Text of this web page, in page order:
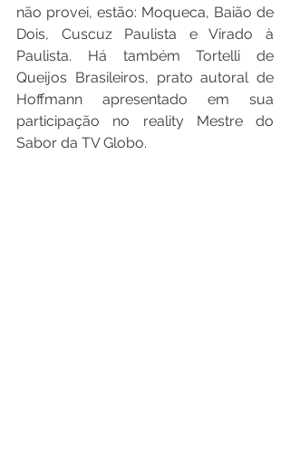
não provei, estão: Moqueca, Baião de
Dois, Cuscuz Paulista e Virado à
Paulista. Há também Tortelli de
Queijos Brasileiros, prato autoral de
Hoffmann apresentado em sua
participação no reality Mestre do
Sabor da TV Globo.